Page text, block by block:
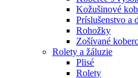
Kožušinové
Príslušenstvo a
Rohožky
Zošívané
Rolety a žáluzie
Plisé
Rolety